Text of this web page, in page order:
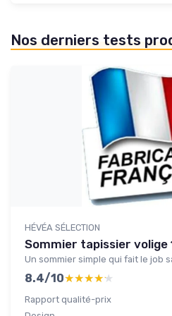
Nos derniers tests
HÉVÉA SÉLECTION
Sommier tapissier volige
Un sommier simple qui fait le job
8.4/10★★★★★
★★★★★
Rapport qualité-prix